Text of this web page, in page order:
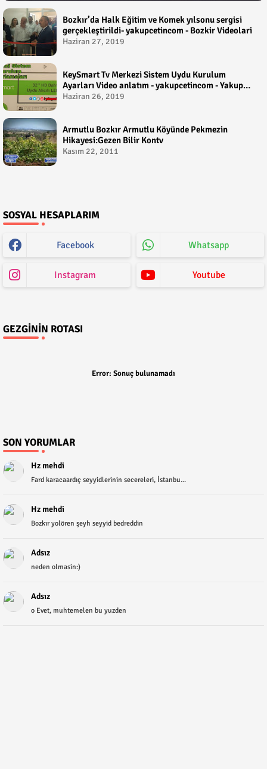
Bozkır’da Halk Eğitim ve Komek yılsonu sergisi
gerçekleştirildi- yakupcetincom - Bozkir Videolari
Haziran 27, 2019
KeySmart Tv Merkezi Sistem Uydu Kurulum
Ayarları Video anlatım - yakupcetincom - Yakup
Çetin
Haziran 26, 2019
Armutlu Bozkır Armutlu Köyünde Pekmezin
Hikayesi:Gezen Bilir Kontv
Kasım 22, 2011
SOSYAL HESAPLARIM
Facebook Whatsapp
Instagram Youtube
GEZGININ ROTASI
Error: Sonuç bulunamadı
SON YORUMLAR
Hz mehdi
Fard karacaardıç seyyidlerinin secereleri, İstanbu...
Hz mehdi
Bozkır yolören şeyh seyyid bedreddin
Adsız
neden olmasin:)
Adsız
o Evet, muhtemelen bu yuzden